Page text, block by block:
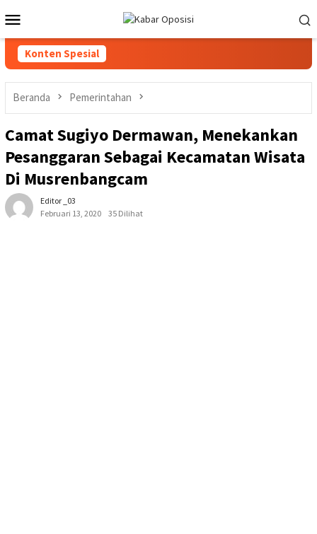
ke
kontenMobile
Konten Spesial
Beranda Pemerintahan
Camat Sugiyo Dermawan, Menekankan
Pesanggaran Sebagai Kecamatan Wisata
Di Musrenbangcam
Editor _03
Februari 13, 2020
35 Dilihat